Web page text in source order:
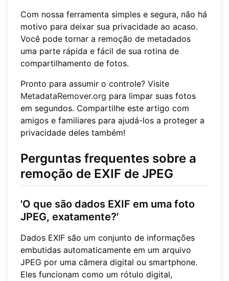
Com nossa ferramenta simples e segura, não há
motivo para deixar sua privacidade ao acaso.
Você pode tornar a remoção de metadados
uma parte rápida e fácil de sua rotina de
compartilhamento de fotos.
Pronto para assumir o controle? Visite
MetadataRemover.org para limpar suas fotos
em segundos. Compartilhe este artigo com
amigos e familiares para ajudá-los a proteger a
privacidade deles também!
Perguntas frequentes sobre a
remoção de EXIF de JPEG
'O que são dados EXIF em uma foto
JPEG, exatamente?'
Dados EXIF são um conjunto de informações
embutidas automaticamente em um arquivo
JPEG por uma câmera digital ou smartphone.
Eles funcionam como um rótulo digital,